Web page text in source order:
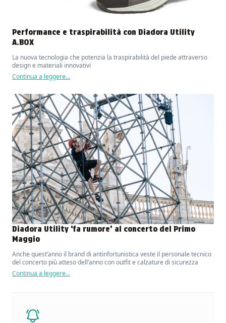
Performance e traspirabilità con Diadora Utility
A.BOX
La nuova tecnologia che potenzia la traspirabilità del piede attraverso
design e materiali innovativi
Continua a leggere...
Diadora Utility ‘fa rumore’ al concerto del Primo
Maggio
Anche quest’anno il brand di antinfortunistica veste il personale tecnico
del concerto più atteso dell’anno con outfit e calzature di sicurezza
Continua a leggere...